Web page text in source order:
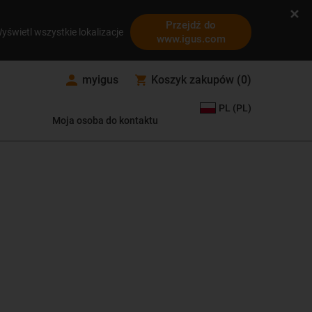
wszystkie lokalizacje
Przejdź do
www.igus.com
myigus Koszyk zakupów (0)
Moja osoba do kontaktu
PL (PL)